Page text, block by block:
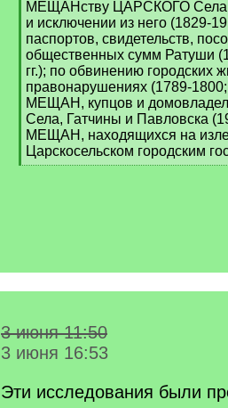
МЕЩАНству ЦАРСКОГО Села,
и исключении из него (1829-
паспортов, свидетельств,
общественных сумм Ратуши
гг.); по обвинению городских
правонарушениях (1789-1800;
МЕЩАН, купцов и
Села, Гатчины и Павловска
МЕЩАН, находящихся на
Царскосельском городским
[
3 июня 11:50
3 июня 16:53
Эти исследования были